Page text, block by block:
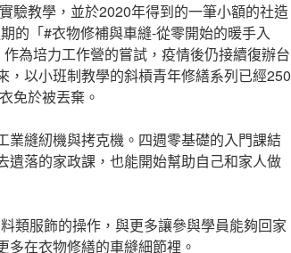
驗教學，並於2020年得到的一筆小額的社造
的「#衣物修補與車縫-從零開始的暖手入
為培力工作營的嘗試，疫情後仍接續復辦台
，以小班制教學的斜槓青年修繕系列已經250
免於被丟棄。
業縫紉機與拷克機。四週零基礎的入門課結
遺落的家政課，也能開始幫助自己和家人做
類服飾的操作，與更多讓參與學員能夠回家
在衣物修繕的車縫細節裡。